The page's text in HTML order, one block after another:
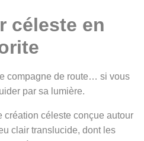
céleste en
compagne de route… si vous
par sa lumière.
création céleste conçue autour
clair translucide, dont les